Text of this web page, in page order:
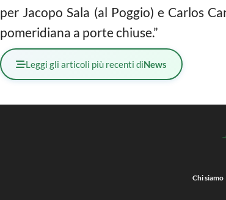
per Jacopo Sala (al Poggio) e Carlos
pomeridiana a porte chiuse.”
Leggi gli articoli più recenti diNews
Chi siamo